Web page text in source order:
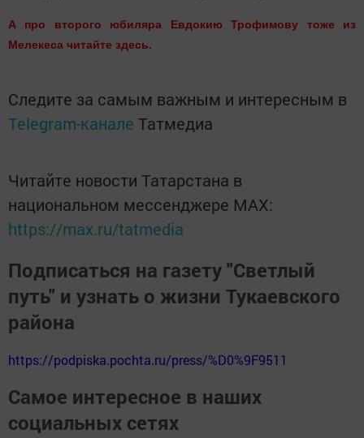
А про второго юбиляра Евдокию Трофимову тоже из
Мелекеса читайте здесь.
Следите за самым важным и интересным в
Telegram-канале Татмедиа
Читайте новости Татарстана в
национальном мессенджере MАХ:
https://max.ru/tatmedia
Подписаться на газету "Светлый
путь" и узнать о жизни Тукаевского
района
https://podpiska.pochta.ru/press/%D0%9F9511
Самое интересное в наших
социальных сетях